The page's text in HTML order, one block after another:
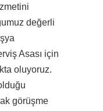
değerli
Asası için
oluyoruz.
görüşme